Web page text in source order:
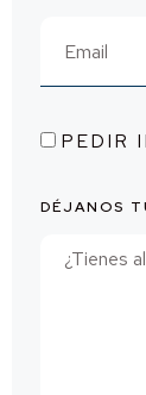
PEDIR
DÉJANOS